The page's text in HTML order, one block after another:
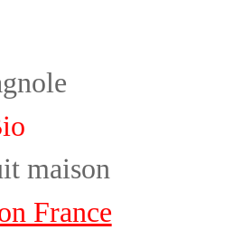
maison
France